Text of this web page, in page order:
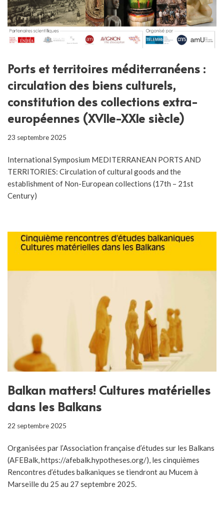
Ports et territoires méditerranéens :
circulation des biens culturels,
constitution des collections extra-
européennes (XVIIe-XXIe siècle)
23 septembre 2025
International Symposium MEDITERRANEAN PORTS AND
TERRITORIES: Circulation of cultural goods and the
establishment of Non-European collections (17th – 21st
Century)
Balkan matters! Cultures matérielles
dans les Balkans
22 septembre 2025
Organisées par l’Association française d’études sur les Balkans
(AFEBalk, https://afebalk.hypotheses.org/), les cinquièmes
Rencontres d’études balkaniques se tiendront au Mucem à
Marseille du 25 au 27 septembre 2025.